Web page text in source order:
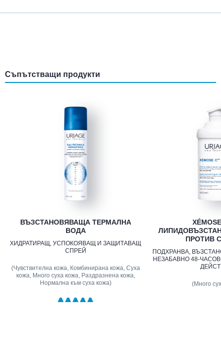
Съпътстващи продукти
ВЪЗСТАНОВЯВАЩА ТЕРМАЛНА
ВОДА
ХИДРАТИРАЩ, УСПОКОЯВАЩ И ЗАЩИТАВАЩ
СПРЕЙ
(Чувствителна кожа, Комбинирана кожа, Суха
кожа, Много суха кожа, Раздразнена кожа,
Нормална към суха кожа)
ПРОТИВ
ПОДХРАНВА,
НЕЗАБАВНО 48-
(Много